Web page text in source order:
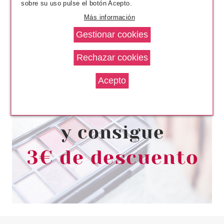
ESSENCE 8H MATTE CONFORT
PERFILADOR DE LABIOS 12
CUSHION TALK
sobre su uso pulse el botón Acepto.
Más información